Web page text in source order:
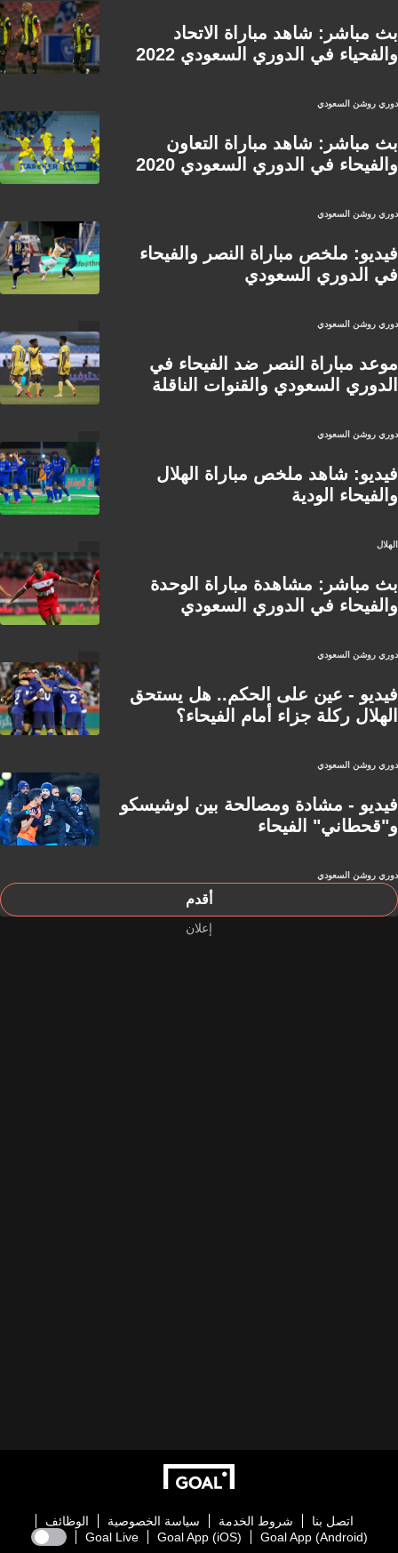
بث مباشر: شاهد مباراة الاتحاد
والفحياء في الدوري السعودي 2022
دوري روشن السعودي
بث مباشر: شاهد مباراة التعاون
والفيحاء في الدوري السعودي 2020
دوري روشن السعودي
فيديو: ملخص مباراة النصر والفيحاء
في الدوري السعودي
دوري روشن السعودي
موعد مباراة النصر ضد الفيحاء في
الدوري السعودي والقنوات الناقلة
دوري روشن السعودي
فيديو: شاهد ملخص مباراة الهلال
والفيحاء الودية
الهلال
بث مباشر: مشاهدة مباراة الوحدة
والفيحاء في الدوري السعودي
دوري روشن السعودي
فيديو - عين على الحكم.. هل يستحق
الهلال ركلة جزاء أمام الفيحاء؟
دوري روشن السعودي
فيديو - مشادة ومصالحة بين لوشيسكو
و"قحطاني" الفيحاء
دوري روشن السعودي
أقدم
اتصل بنا شروط الخدمة سياسة الخصوصية
الوظائف
Goal App (Android)
Goal App (iOS)
Goal Live